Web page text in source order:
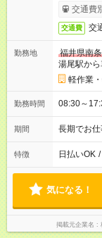
交通費
交通費 交
勤務地
福井県南
湯尾駅か
軽作業
勤務時間 08:30～
期間 長期でお仕
特徴 日払いOK /
気になる！
掲載元企業名